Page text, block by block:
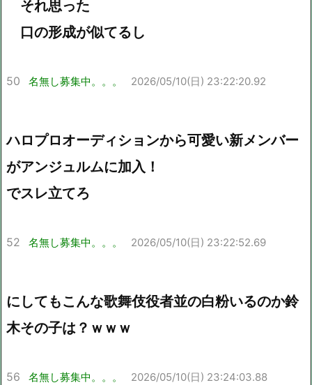
それ思った
口の形成が似てるし
50 名無し募集中。。。 2026/05/10(日) 23:22:20.92
ハロプロオーディションから可愛い新メンバー
がアンジュルムに加入！
でスレ立てろ
52 名無し募集中。。。 2026/05/10(日) 23:22:52.69
にしてもこんな歌舞伎役者並の白粉いるのか鈴
木その子は？ｗｗｗ
56 名無し募集中。。。 2026/05/10(日) 23:24:03.88